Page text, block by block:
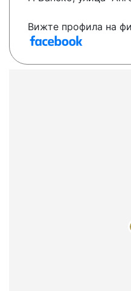
Вижте профила на